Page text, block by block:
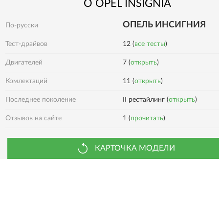
О OPEL INSIGNIA
По-русски ОПЕЛЬ ИНСИГНИЯ
Тест-драйвов 12 (все тесты)
Двигателей 7 (открыть)
Комлектаций 11 (открыть)
Последнее поколение II рестайлинг (открыть)
Отзывов на сайте 1 (прочитать)
КАРТОЧКА МОДЕЛИ